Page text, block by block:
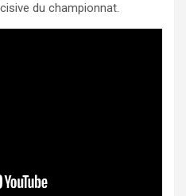
du championnat.